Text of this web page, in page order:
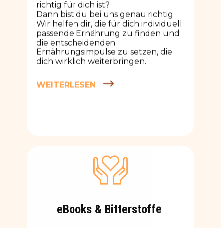
richtig für dich ist?
Dann bist du bei uns genau richtig.
Wir helfen dir, die für dich individuell
passende Ernährung zu finden und
die entscheidenden
Ernährungsimpulse zu setzen, die
dich wirklich weiterbringen.
WEITERLESEN
eBooks & Bitterstoffe